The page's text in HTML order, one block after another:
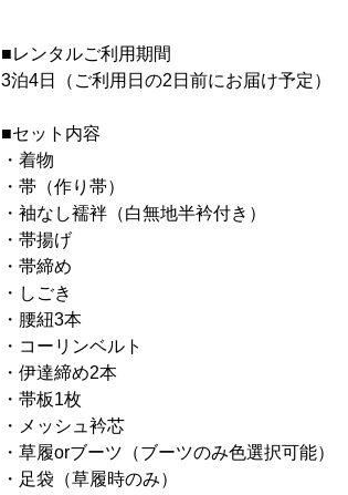
■レンタルご利用期間
3泊4日（ご利用日の2日前にお届け予定）
■セット内容
・着物
・帯（作り帯）
・袖なし襦袢（白無地半衿付き）
・帯揚げ
・帯締め
・しごき
・腰紐3本
・コーリンベルト
・伊達締め2本
・帯板1枚
・メッシュ衿芯
・草履orブーツ（ブーツのみ色選択可能）
・足袋（草履時のみ）